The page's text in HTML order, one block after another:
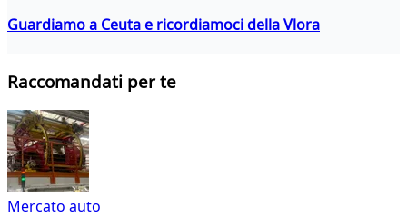
Guardiamo a Ceuta e ricordiamoci della Vlora
Raccomandati per te
Mercato auto